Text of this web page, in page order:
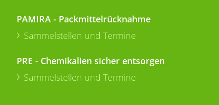
PAMIRA - Packmittelrücknahme
Sammelstellen und Termine
PRE - Chemikalien sicher entsorgen
Sammelstellen und Termine